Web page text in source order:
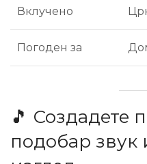
Вклучено
Погоден за
🎵 Создадете
подобар звук